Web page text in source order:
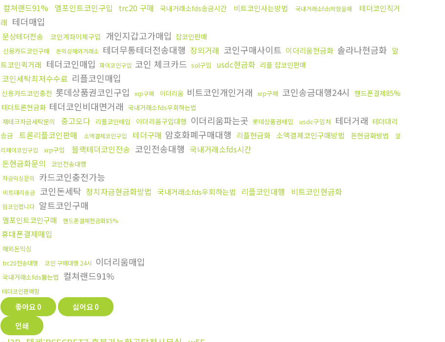
컬쳐랜드91% 엘포인트코인구입 trc20 구매 국내거래소fds송금시간 비트코인사는방법 국내거래소fds막혔을때
테더코인직거
래 테더매입
문상테더전송 코인계좌이체구입 개인지갑고가매입 잡코인판매
신용카드코인구매 돈믹싱해외거래소 테더무통테더전송대행 장외거래 코인구매사이트 이더리움현금화 솔라나현금화 알
트코인퀵거래 테더코인매입 파이코인구입 코인 체크카드 sol구입 usdc현금화 리플 잡코인판매
코인세탁최저수수료 리플코인매입
신용카드코인충전 롯데상품권코인구입 xrp구매 이더리움 비트코인개인거래 xrp구매 코인송금대행24시 핸드폰결제85%
테더트론현금화 테더코인비대면거래 국내거래소fds우회하는법
재테크자금세탁문의
중고오다 리플코인매입 이더리움구입대행 이더리움파는곳 롯데상품권매입 usdc구입처 테더거래 테더대리
송금 트론리플코인판매 소액결제코인구입 테더구매 암호화폐구매대행 리플현금화 소액결제코인구매방법 돈현금화방법
알
리페이코인구입
xrp구입 블랙테더코인전송 코인전송대행 국내거래소fds시간
돈현금화문의
코인전송대행
자금믹싱문의 카드코인충전가능
비트대리송금 코인돈세탁 정치자금현금화방법 국내거래소fds우회하는법 리플코인대행 비트코인현금화
밈코인팝니다 알트코인구매
엘포인트코인구매 핸드폰결제현금화85%
휴대폰결제매입
해외돈믹싱
trc20전송대행 코인 구매대행 24시 이더리움매입
국내거래소fds뚫는법 컬쳐랜드91%
테더코인판매함
좋아요0 싫어요0
인쇄